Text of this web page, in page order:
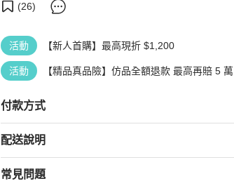
(26)
活動 【新人首購】最高現折 $1,200
活動 【精品真品險】仿品全額退款 最高再賠 5 萬
付款方式
配送說明
常見問題